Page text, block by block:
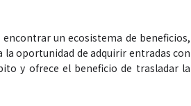
un ecosistema de beneficios,
oportunidad de adquirir entradas con
y ofrece el beneficio de trasladar la